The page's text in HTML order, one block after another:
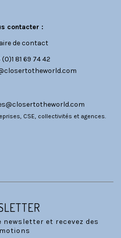
contacter :
de contact
81 69 74 42
CSE, collectivités et agences.
et recevez des